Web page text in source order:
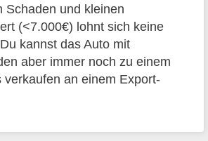
Schaden und kleinen
(<7.000€) lohnt sich keine
kannst das Auto mit
aber immer noch zu einem
verkaufen an einem Export-